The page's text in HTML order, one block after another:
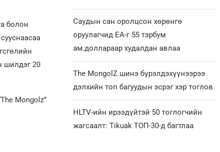
болон
шилдэг 20
Mongolz”
Саудын сан оролцсон хөрөнгө
оруулагчид EA-г 55 тэрбум
ам.доллараар худалдан авлаа
The MongolZ шинэ бүрэлдэхүүнээрээ
дэлхийн топ багуудын эсрэг хэр тоглов
HLTV-ийн ирээдүйтэй 50 тоглогчийн
жагсаалт: Tikuak ТОП-30-д багтлаа